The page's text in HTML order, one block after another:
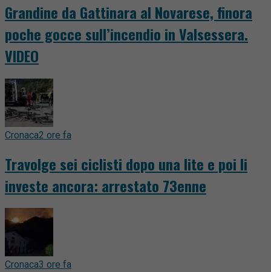
Grandine da Gattinara al Novarese, finora
poche gocce sull’incendio in Valsessera.
VIDEO
Cronaca2 ore fa
Travolge sei ciclisti dopo una lite e poi li
investe ancora: arrestato 73enne
Cronaca3 ore fa